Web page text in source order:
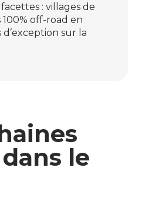
: villages de
off-road en
sur la
le